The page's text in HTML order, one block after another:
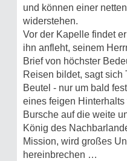
und können einer
widerstehen.
Vor der Kapelle findet
ihn anfleht, seinem
Brief von höchster
Reisen bildet, sagt sich
Beutel - nur um bald
eines feigen
Bursche auf die weite
König des
Mission, wird großes
hereinbrechen …